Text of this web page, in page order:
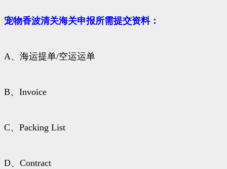
宠物香波清关海关申报所需提交资料：
A、海运提单/空运运单
B、Invoice
C、Packing List
D、Contract